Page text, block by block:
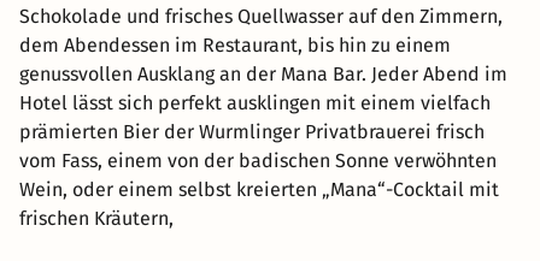
Schokolade und frisches Quellwasser auf den Zimmern,
dem Abendessen im Restaurant, bis hin zu einem
genussvollen Ausklang an der Mana Bar. Jeder Abend im
Hotel lässt sich perfekt ausklingen mit einem vielfach
prämierten Bier der Wurmlinger Privatbrauerei frisch
vom Fass, einem von der badischen Sonne verwöhnten
Wein, oder einem selbst kreierten „Mana“-Cocktail mit
frischen Kräutern,